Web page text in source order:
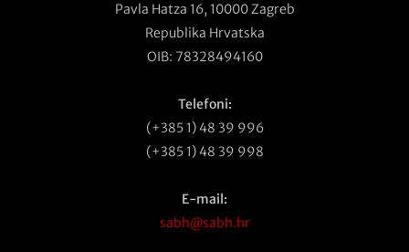
Pavla Hatza 16, 10000 Zagreb
Republika Hrvatska
OIB: 78328494160
Telefoni:
(+385 1) 48 39 996
(+385 1) 48 39 998
E-mail:
sabh@sabh.hr